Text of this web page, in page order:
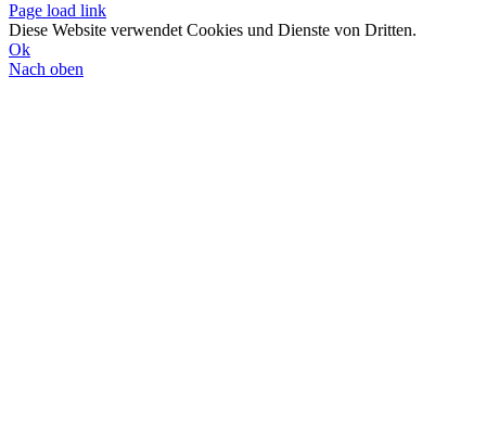
Page load link
Diese Website verwendet Cookies und Dienste von Dritten.
Ok
Nach oben